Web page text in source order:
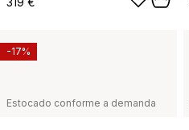
Estocado conforme a demanda
-17%